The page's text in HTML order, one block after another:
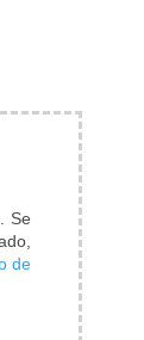
Se
de